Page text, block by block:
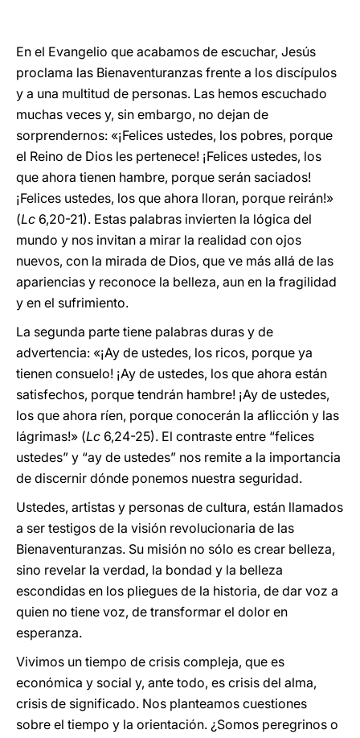
En el Evangelio que acabamos de escuchar, Jesús
proclama las Bienaventuranzas frente a los discípulos
y a una multitud de personas. Las hemos escuchado
muchas veces y, sin embargo, no dejan de
sorprendernos: «¡Felices ustedes, los pobres, porque
el Reino de Dios les pertenece! ¡Felices ustedes, los
que ahora tienen hambre, porque serán saciados!
¡Felices ustedes, los que ahora lloran, porque reirán!»
(Lc 6,20-21). Estas palabras invierten la lógica del
mundo y nos invitan a mirar la realidad con ojos
nuevos, con la mirada de Dios, que ve más allá de las
apariencias y reconoce la belleza, aun en la fragilidad
y en el sufrimiento.
La segunda parte tiene palabras duras y de
advertencia: «¡Ay de ustedes, los ricos, porque ya
tienen consuelo! ¡Ay de ustedes, los que ahora están
satisfechos, porque tendrán hambre! ¡Ay de ustedes,
los que ahora ríen, porque conocerán la aflicción y las
lágrimas!» (Lc 6,24-25). El contraste entre “felices
ustedes” y “ay de ustedes” nos remite a la importancia
de discernir dónde ponemos nuestra seguridad.
Ustedes, artistas y personas de cultura, están llamados
a ser testigos de la visión revolucionaria de las
Bienaventuranzas. Su misión no sólo es crear belleza,
sino revelar la verdad, la bondad y la belleza
escondidas en los pliegues de la historia, de dar voz a
quien no tiene voz, de transformar el dolor en
esperanza.
Vivimos un tiempo de crisis compleja, que es
económica y social y, ante todo, es crisis del alma,
crisis de significado. Nos planteamos cuestiones
sobre el tiempo y la orientación. ¿Somos peregrinos o